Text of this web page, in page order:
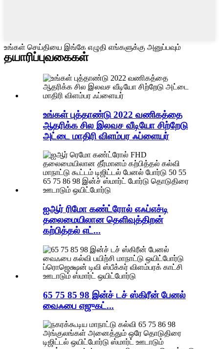
உங்கள் செய்தியை இங்கே எழுதி எங்களுக்கு அனுப்பவும்
தயாரிப்புவகைகள்
உங்கள் புத்தாண்டு 2022 வணிகத்தை
ஆதரிக்க சில இலவச வீடியோ சிற்றேடு
அட்டை மாதிரி விளம்பர ஃப்ளையர்
ஐஆர் ரிமோ கண்ட்ரோல் எஃப்எச்டி
தலைமையிலான தெளிவுத்திறன்
கற்பித்தல் எட்...
65 75 85 98 இன்ச் டச் ஸ்கிரீன் பேனல்
வைஃபை எஜுகட்...